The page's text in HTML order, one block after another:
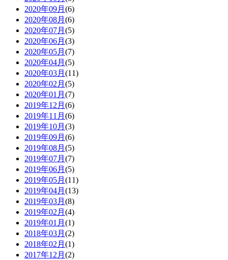
2020年09月 (6)
2020年08月 (6)
2020年07月 (5)
2020年06月 (3)
2020年05月 (7)
2020年04月 (5)
2020年03月 (11)
2020年02月 (5)
2020年01月 (7)
2019年12月 (6)
2019年11月 (6)
2019年10月 (3)
2019年09月 (6)
2019年08月 (5)
2019年07月 (7)
2019年06月 (5)
2019年05月 (11)
2019年04月 (13)
2019年03月 (8)
2019年02月 (4)
2019年01月 (1)
2018年03月 (2)
2018年02月 (1)
2017年12月 (2)